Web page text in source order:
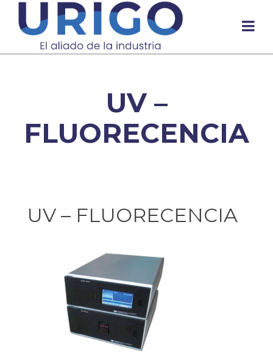
UV –
FLUORECENCIA
UV – FLUORECENCIA